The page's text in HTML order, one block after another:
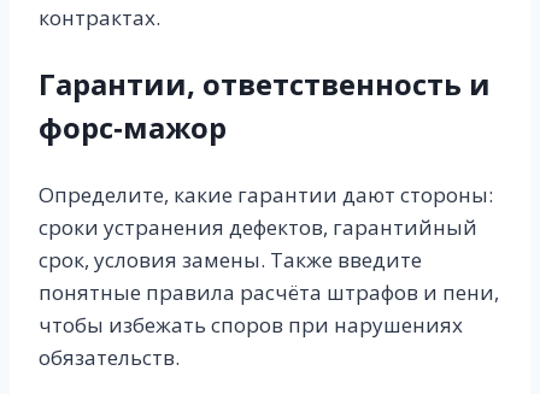
контрактах.
Гарантии, ответственность и
форс‑мажор
Определите, какие гарантии дают стороны:
сроки устранения дефектов, гарантийный
срок, условия замены. Также введите
понятные правила расчёта штрафов и пени,
чтобы избежать споров при нарушениях
обязательств.